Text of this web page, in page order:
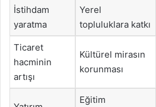
İstihdam
yaratma
Yerel
topluluklara katkı
Ticaret
hacminin
artışı
Kültürel mirasın
korunması
Eğitim